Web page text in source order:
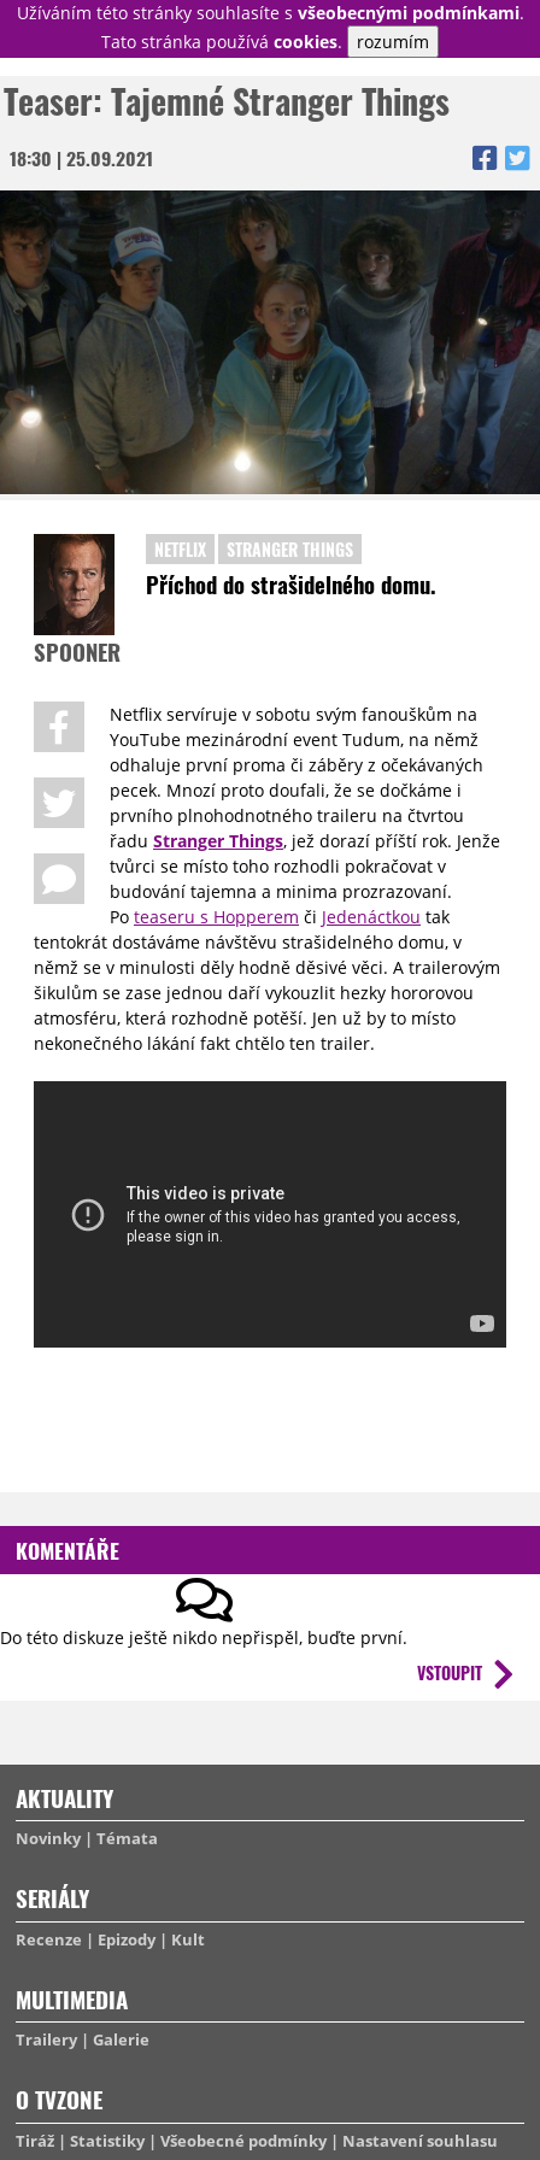
Užíváním této stránky souhlasíte s všeobecnými podmínkami.
Tato stránka používá cookies. rozumím
PŘIHLÁSIT
NOVINKY
TÉMATA
RECENZE
EPIZODY
KULT
TRAILERY
GALERIE
DISKUZE
STATISTIKY
TIRÁŽ
Teaser: Tajemné Stranger Things
18:30 | 25.09.2021
SPOONER
NETFLIX STRANGER THINGS
Příchod do strašidelného domu.
Netflix servíruje v sobotu svým fanouškům na
YouTube mezinárodní event Tudum, na němž
odhaluje první proma či záběry z očekávaných
pecek. Mnozí proto doufali, že se dočkáme i
prvního plnohodnotného traileru na čtvrtou
řadu Stranger Things, jež dorazí příští rok. Jenže
tvůrci se místo toho rozhodli pokračovat v
budování tajemna a minima prozrazovaní.
Po teaseru s Hopperem či Jedenáctkou tak
tentokrát dostáváme návštěvu strašidelného domu, v
němž se v minulosti děly hodně děsivé věci. A trailerovým
šikulům se zase jednou daří vykouzlit hezky hororovou
atmosféru, která rozhodně potěší. Jen už by to místo
nekonečného lákání fakt chtělo ten trailer.
KOMENTÁŘE
Do této diskuze ještě nikdo nepřispěl, buďte první.
VSTOUPIT
AKTUALITY
Novinky Témata
SERIÁLY
Recenze Epizody Kult
MULTIMEDIA
Trailery Galerie
O TVZONE
Tiráž Statistiky Všeobecné podmínky Nastavení souhlasu